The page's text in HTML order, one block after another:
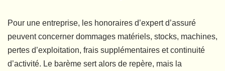
Pour une entreprise, les honoraires d’expert d’assuré
peuvent concerner dommages matériels, stocks, machines,
pertes d’exploitation, frais supplémentaires et continuité
d’activité. Le barème sert alors de repère, mais la